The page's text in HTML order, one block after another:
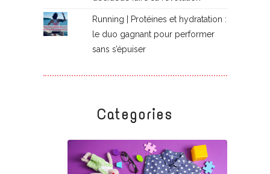
Running | Protéines et hydratation :
le duo gagnant pour performer
sans s’épuiser
Categories